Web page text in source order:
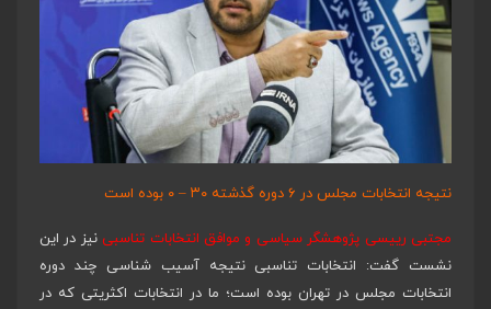
نتیجه انتخابات مجلس در ۶ دوره گذشته ۳۰ – ۰ بوده است
مجتبی رییسی پژوهشگر سیاسی و موافق انتخابات تناسبینیز در این
نشست گفت: انتخابات تناسبی نتیجه آسیب شناسی چند دوره
انتخابات مجلس در تهران بوده است؛ ما در انتخابات اکثریتی که در